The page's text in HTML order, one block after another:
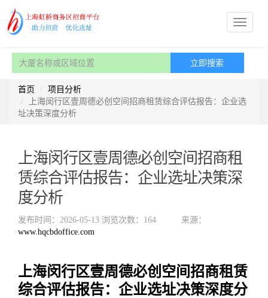
首页
项目分析
上海闵行区壹周德必创空间招商租赁综合评估报告：企业选
址决策深度分析
上海闵行区壹周德必创空间招商租
赁综合评估报告：企业选址决策深
度分析
发布时间：2026-05-13 浏览次数：164
来源：
www.hqcbdoffice.com
上海闵行区壹周德必创空间招商租赁
综合评估报告：企业选址决策深度分